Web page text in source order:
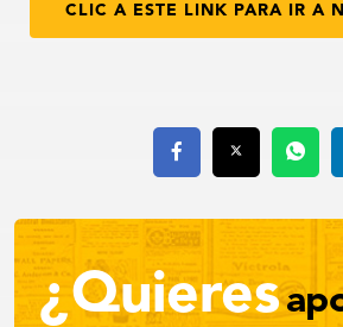
CLIC A ESTE LINK PARA IR A
¿Quieres